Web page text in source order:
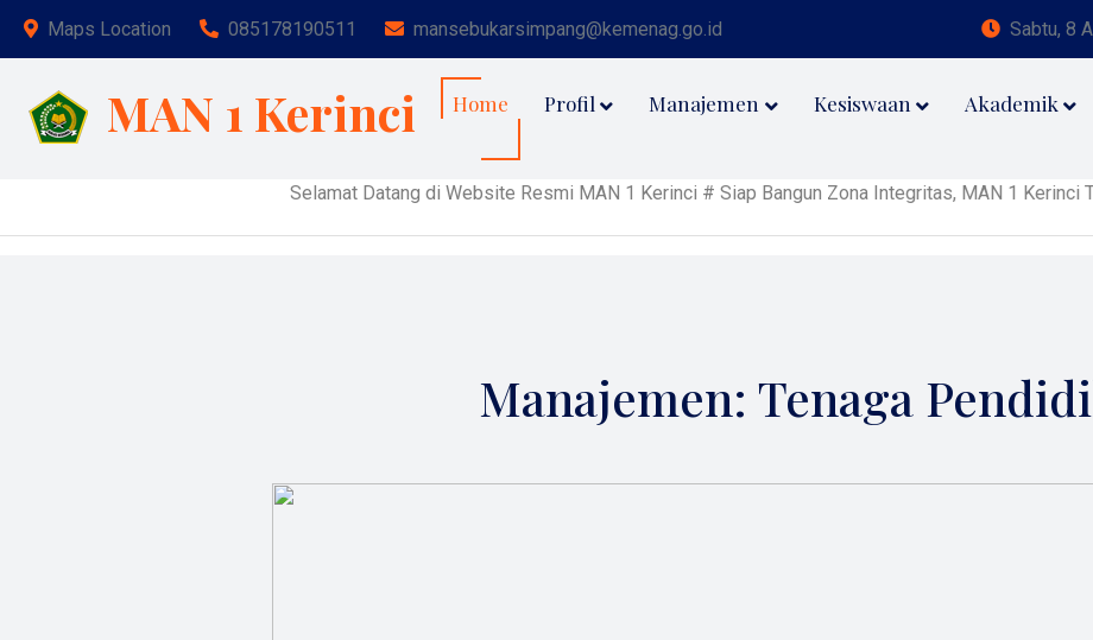
Maps Location 085178190511 mansebukarsimpang@kemenag.go.id Sabtu, 8
MAN 1 Kerinci Home Profil Manajemen Kesiswaan Akademik
Selamat Datang di Website Resmi MAN 1 Kerinci # Siap Bangun Zona Integritas, MAN 1 Kerinci
Manajemen: Tenaga